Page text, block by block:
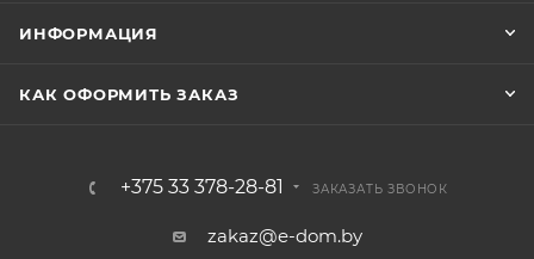
ИНФОРМАЦИЯ
КАК ОФОРМИТЬ ЗАКАЗ
+375 33 378-28-81 ЗАКАЗАТЬ ЗВОНОК
zakaz@e-dom.by